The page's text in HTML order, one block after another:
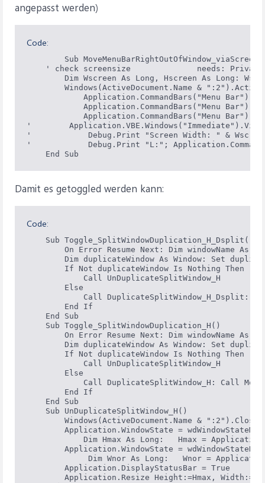
angepasst werden)
Code:
Sub
' check screensize              needs:
Dim Wscreen As Long, Hscreen As Long:
Windows(ActiveDocument.Name &
Application.CommandBars("Menu
Application.CommandBars("Menu
Application.CommandBars("Menu
'
'            Debug.Print "Screen Width: " &
'            Debug.Print "L:";
    End Sub
Damit es getoggled werden kann:
Code:
    Sub Toggle_SplitWindowDuplication_H_Dsplit()
On Error Resume Next: Dim windowName As
Dim duplicateWindow As Window: Set
        If Not duplicateWindow Is Nothing Then
            Call UnDuplicateSplitWindow_H
        Else
Call DuplicateSplitWindow_H_Dsplit:
        End If
    End Sub
    Sub Toggle_SplitWindowDuplication_H()
On Error Resume Next: Dim windowName As
Dim duplicateWindow As Window: Set
        If Not duplicateWindow Is Nothing Then
            Call UnDuplicateSplitWindow_H
        Else
Call DuplicateSplitWindow_H: Call
        End If
    End Sub
    Sub UnDuplicateSplitWindow_H()
Windows(ActiveDocument.Name & ":2").Close
Application.WindowState =
Dim Hmax As Long:   Hmax =
Application.WindowState =
Dim Wnor As Long:   Wnor =
Application.DisplayStatusBar = True
Application.Resize Height:=Hmax,